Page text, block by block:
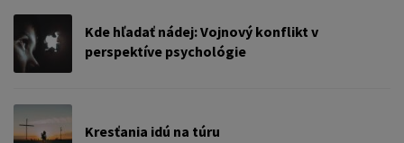
Kde hľadať nádej: Vojnový konflikt v
perspektíve psychológie
Kresťania idú na túru